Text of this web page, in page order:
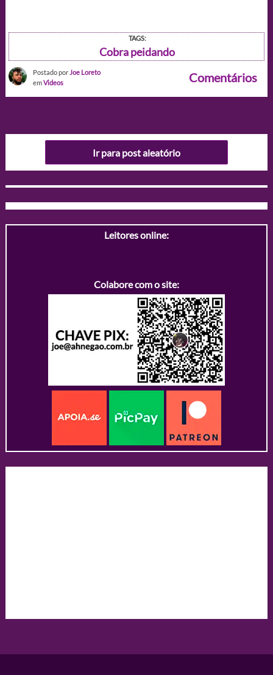
TAGS:
Cobra peidando
Postado por Joe Loreto
emVideos Comentários
Ir para post aleatório
Leitores online:
Colabore com o site: